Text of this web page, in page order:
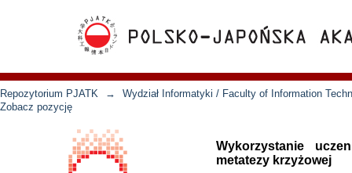
Repozytorium PJATK →
Wydział Informatyki / Faculty of Information
Zobacz pozycję
Wykorzystanie
metatezy krzyżowej